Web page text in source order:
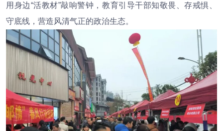
用身边“活教材”敲响警钟，教育引导干部知敬畏、存戒惧、
守底线，营造风清气正的政治生态。